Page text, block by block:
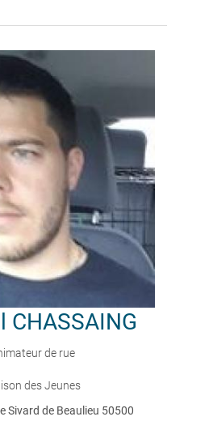
CHASSAING
de rue
des Jeunes
Sivard de Beaulieu 50500